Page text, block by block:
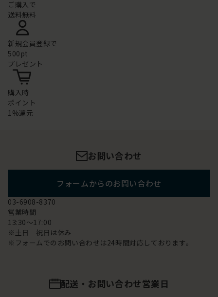
ご購入で
送料無料
新規会員登録で
500pt
プレゼント
購入時
ポイント
1%還元
お問い合わせ
フォームからのお問い合わせ
03-6908-8370
営業時間
13:30～17:00
※土日 祝日は休み
※フォームでのお問い合わせは24時間対応しております。
配送・お問い合わせ営業日